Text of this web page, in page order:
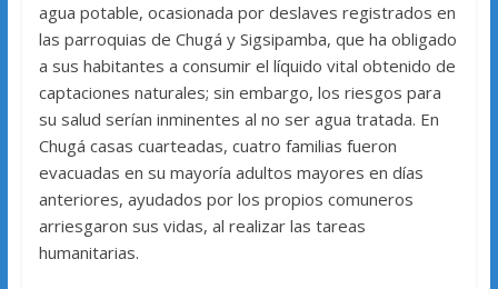
agua potable, ocasionada por deslaves registrados en
las parroquias de Chugá y Sigsipamba, que ha obligado
a sus habitantes a consumir el líquido vital obtenido de
captaciones naturales; sin embargo, los riesgos para
su salud serían inminentes al no ser agua tratada. En
Chugá casas cuarteadas, cuatro familias fueron
evacuadas en su mayoría adultos mayores en días
anteriores, ayudados por los propios comuneros
arriesgaron sus vidas, al realizar las tareas
humanitarias.